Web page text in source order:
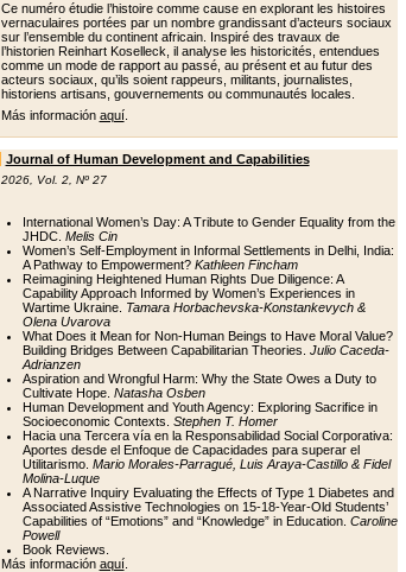
Ce numéro étudie l’histoire comme cause en explorant les histoires
vernaculaires portées par un nombre grandissant d’acteurs sociaux
sur l’ensemble du continent africain. Inspiré des travaux de
l’historien Reinhart Koselleck, il analyse les historicités, entendues
comme un mode de rapport au passé, au présent et au futur des
acteurs sociaux, qu’ils soient rappeurs, militants, journalistes,
historiens artisans, gouvernements ou communautés locales.
Más información aquí.
Journal of Human Development and Capabilities
2026, Vol. 2, Nº 27
International Women’s Day: A Tribute to Gender Equality from the
JHDC. Melis Cin
Women’s Self-Employment in Informal Settlements in Delhi, India:
A Pathway to Empowerment? Kathleen Fincham
Reimagining Heightened Human Rights Due Diligence: A
Capability Approach Informed by Women’s Experiences in
Wartime Ukraine. Tamara Horbachevska-Konstankevych &
Olena Uvarova
What Does it Mean for Non-Human Beings to Have Moral Value?
Building Bridges Between Capabilitarian Theories. Julio Caceda-
Adrianzen
Aspiration and Wrongful Harm: Why the State Owes a Duty to
Cultivate Hope. Natasha Osben
Human Development and Youth Agency: Exploring Sacrifice in
Socioeconomic Contexts. Stephen T. Homer
Hacia una Tercera vía en la Responsabilidad Social Corporativa:
Aportes desde el Enfoque de Capacidades para superar el
Utilitarismo. Mario Morales-Parragué, Luis Araya-Castillo & Fidel
Molina-Luque
A Narrative Inquiry Evaluating the Effects of Type 1 Diabetes and
Associated Assistive Technologies on 15-18-Year-Old Students’
Capabilities of “Emotions” and “Knowledge” in Education. Caroline
Powell
Book Reviews.
Más información aquí.